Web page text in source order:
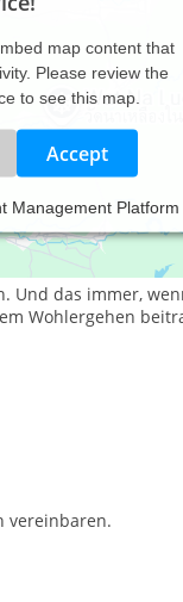
map content that
Please review the
to see this map.
Accept
Management Platform
dass er sich
harmonischen
verschiedenen
Und das immer,
Wohlergehen
vereinbaren.